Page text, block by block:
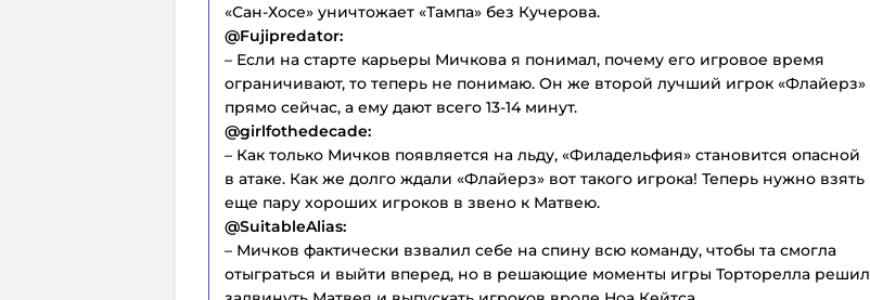
«Сан-Хосе» уничтожает «Тампа» без Кучерова.
@Fujipredator:
– Если на старте карьеры Мичкова я понимал, почему его игровое время
ограничивают, то теперь не понимаю. Он же второй лучший игрок «Флайерз»
прямо сейчас, а ему дают всего 13-14 минут.
@girlfothedecade:
– Как только Мичков появляется на льду, «Филадельфия» становится опасной
в атаке. Как же долго ждали «Флайерз» вот такого игрока! Теперь нужно взять
еще пару хороших игроков в звено к Матвею.
@SuitableAlias:
– Мичков фактически взвалил себе на спину всю команду, чтобы та смогла
отыграться и выйти вперед, но в решающие моменты игры Торторелла решил